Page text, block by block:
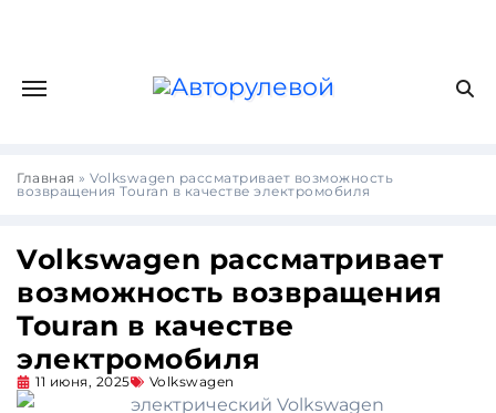
Главная » Volkswagen рассматривает возможность
возвращения Touran в качестве электромобиля
Volkswagen рассматривает
возможность возвращения
Touran в качестве
электромобиля
11 июня, 2025 Volkswagen